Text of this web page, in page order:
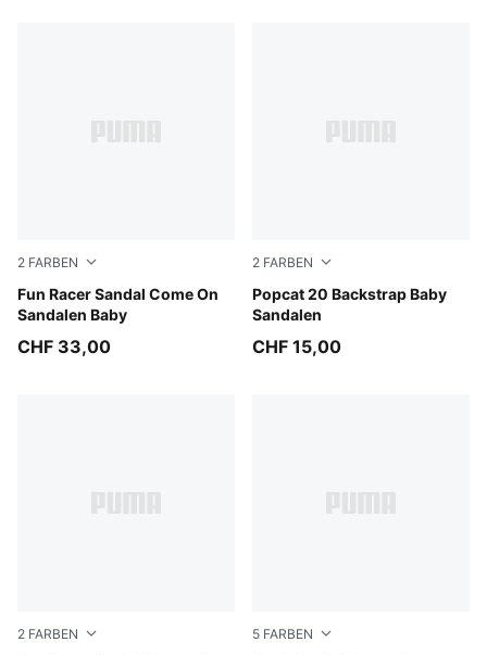
2 FARBEN
Fun Racer Sandal Come On
Sandalen Baby
Royal Sapphire-Green Fruit-Lemon Meringue
CHF 33,00
2 FARBEN
Popcat 20 Backstrap Baby
Sandalen
PUMA White-Green Fruit-
CHF 15,00
2 FARBEN 5 FARBEN